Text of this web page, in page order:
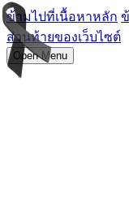
ข้ามไปที่เนื้อหาหลัก
ส่วนท้ายของเว็บไซต์
Open Menu